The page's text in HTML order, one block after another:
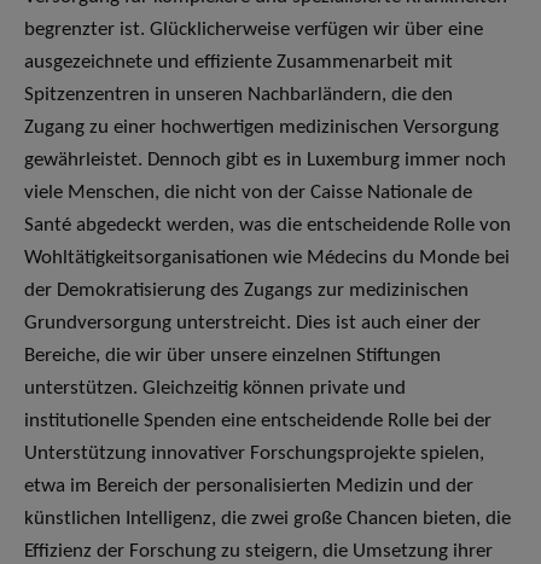
begrenzter ist. Glücklicherweise verfügen wir über eine
ausgezeichnete und effiziente Zusammenarbeit mit
Spitzenzentren in unseren Nachbarländern, die den
Zugang zu einer hochwertigen medizinischen Versorgung
gewährleistet. Dennoch gibt es in Luxemburg immer noch
viele Menschen, die nicht von der Caisse Nationale de
Santé abgedeckt werden, was die entscheidende Rolle von
Wohltätigkeitsorganisationen wie Médecins du Monde bei
der Demokratisierung des Zugangs zur medizinischen
Grundversorgung unterstreicht. Dies ist auch einer der
Bereiche, die wir über unsere einzelnen Stiftungen
unterstützen. Gleichzeitig können private und
institutionelle Spenden eine entscheidende Rolle bei der
Unterstützung innovativer Forschungsprojekte spielen,
etwa im Bereich der personalisierten Medizin und der
künstlichen Intelligenz, die zwei große Chancen bieten, die
Effizienz der Forschung zu steigern, die Umsetzung ihrer